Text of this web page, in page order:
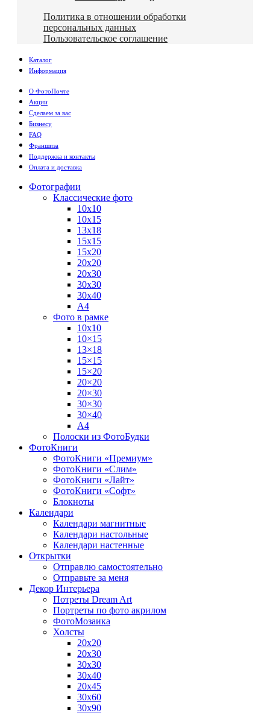
Политика в отношении обработки
персональных данных
Пользовательское соглашение
Каталог
Информация
О ФотоПочте
Акции
Сделаем за вас
Бизнесу
FAQ
Франшиза
Поддержка и контакты
Оплата и доставка
Фотографии
Классические фото
10х10
10х15
13х18
15х15
15х20
20х20
20х30
30х30
30х40
А4
Фото в рамке
10х10
10×15
13×18
15×15
15×20
20×20
20×30
30×30
30×40
A4
Полоски из ФотоБудки
ФотоКниги
ФотоКниги «Премиум»
ФотоКниги «Слим»
ФотоКниги «Лайт»
ФотоКниги «Софт»
Блокноты
Календари
Календари магнитные
Календари настольные
Календари настенные
Открытки
Отправлю самостоятельно
Отправьте за меня
Декор Интерьера
Потреты Dream Art
Портреты по фото акрилом
ФотоМозаика
Холсты
20х20
20х30
30х30
30х40
20х45
30х60
30х90